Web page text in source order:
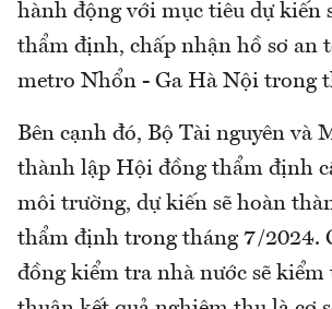
hành động với mục tiêu dự kiến
thẩm định, chấp nhận hồ sơ an
metro Nhổn - Ga Hà Nội trong
Bên cạnh đó, Bộ Tài nguyên và
thành lập Hội đồng thẩm định
môi trường, dự kiến sẽ hoàn
thẩm định trong tháng 7/2024.
đồng kiểm tra nhà nước sẽ kiểm